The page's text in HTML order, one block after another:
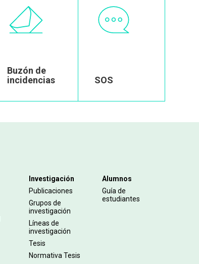
Image
Buzón de
incidencias
Image
SOS
Investigación
Publicaciones
Grupos de
investigación
Líneas de
investigación
Tesis
Normativa Tesis
Alumnos
Guía de
estudiantes